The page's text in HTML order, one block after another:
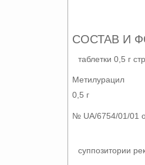
СОСТАВ И
таблетки 0,5 г
Метилурацил
0,5 г
№ UA/6754/01/01
суппозитории